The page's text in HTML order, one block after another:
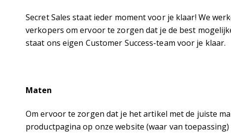
Secret Sales staat ieder moment voor je klaar! We
verkopers om ervoor te zorgen dat je de best
staat ons eigen Customer Success-team voor je klaar.
Maten
Om ervoor te zorgen dat je het artikel met de juiste
productpagina op onze website (waar van